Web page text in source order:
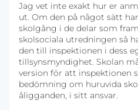
Jag vet inte exakt hur er
ut. Om den på något sätt
skolgång i de delar som
skolsociala utredningen så
den till inspektionen i dess
tillsynsmyndighet. Skolan
version för att inspektionen
bedömning om huruvida
åligganden, i sitt ansvar.